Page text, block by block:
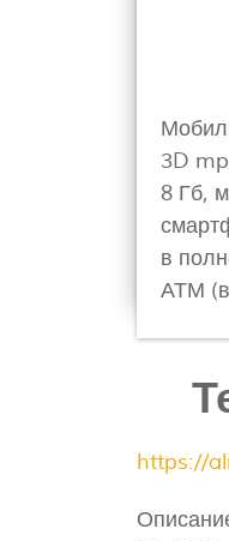
3D
8 Гб,
в
АТМ
https://